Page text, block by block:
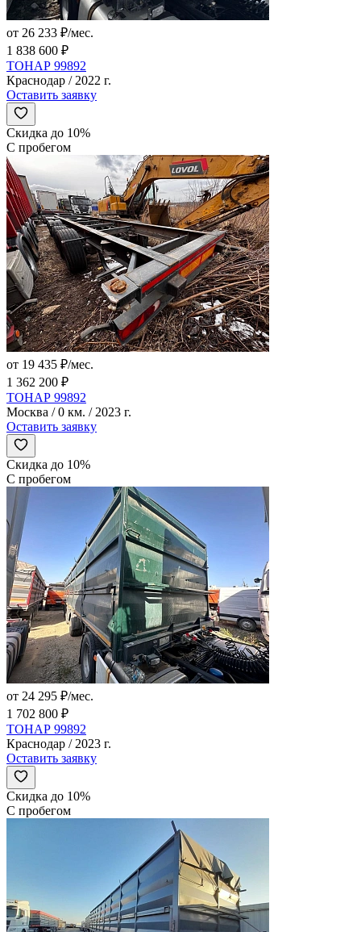
от 26 233 ₽/мес.
1 838 600 ₽
ТОНАР 99892
Краснодар / 2022 г.
Оставить заявку
Скидка до 10%
С пробегом
от 19 435 ₽/мес.
1 362 200 ₽
ТОНАР 99892
Москва / 0 км. / 2023 г.
Оставить заявку
Скидка до 10%
С пробегом
от 24 295 ₽/мес.
1 702 800 ₽
ТОНАР 99892
Краснодар / 2023 г.
Оставить заявку
Скидка до 10%
С пробегом